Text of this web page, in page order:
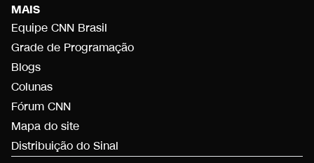
MAIS
Equipe CNN Brasil
Grade de Programação
Blogs
Colunas
Fórum CNN
Mapa do site
Distribuição do Sinal